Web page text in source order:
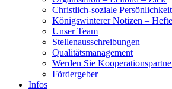
Christlich-soziale
Königswinterer Notizen – Hefte
Unser Team
Stellenausschreibungen
Qualitätsmanagement
Werden Sie
Fördergeber
Infos